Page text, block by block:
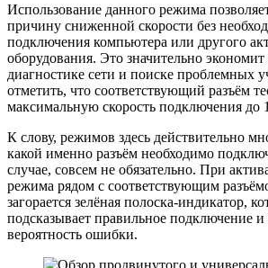
Использование данного режима
причину сниженной скорости без
подключения компьютера или другого
оборудования. Это значительно
диагностике сети и поиске проблемных
отметить, что соответствующий разъём
максимальную скорость подключения до
К слову, режимов здесь действительно
какой именно разъём необходимо
случае, совсем не обязательно. При
режима рядом с соответствующим
загорается зелёная полоска-индикатор,
подсказывает правильное подключение и
вероятность ошибки.